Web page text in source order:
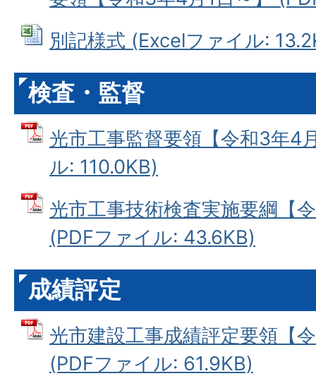
別記様式 (Excelファイル:
検査・監督
光市工事監督要領【令和3年4
ル: 110.0KB)
光市工事技術検査実施要綱【
(PDFファイル: 43.6KB)
成績評定
光市建設工事成績評定要領【
(PDFファイル: 61.9KB)